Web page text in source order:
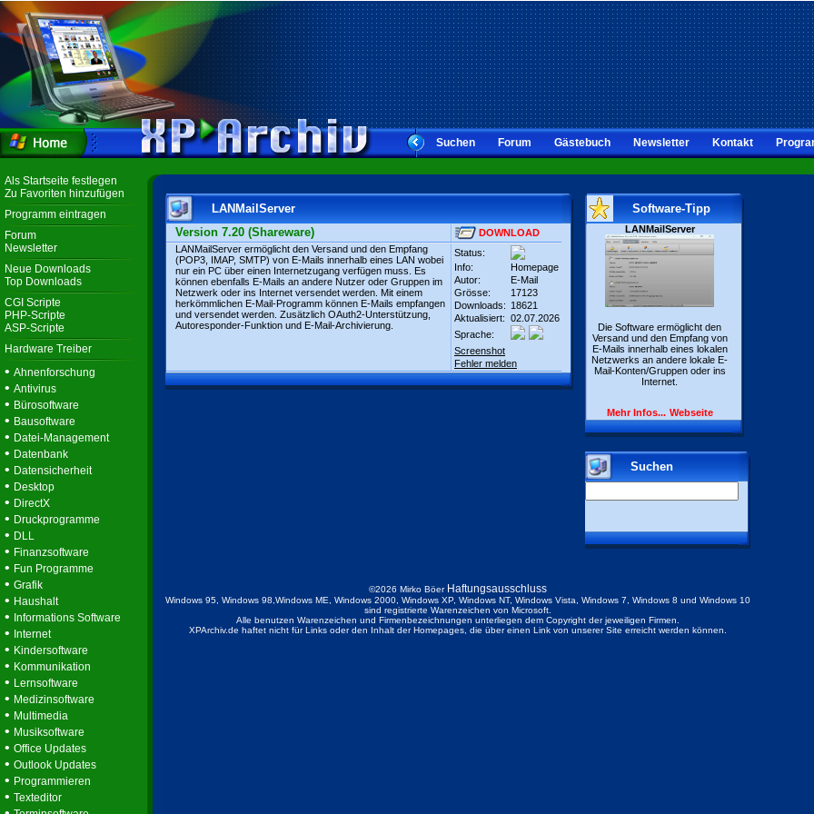
Suchen Forum Gästebuch Newsletter Kontakt
Als Startseite festlegen
Zu Favoriten hinzufügen
Programm eintragen
Forum
Newsletter
Neue Downloads
Top Downloads
CGI Scripte
PHP-Scripte
ASP-Scripte
Hardware Treiber
• Ahnenforschung
• Antivirus
• Bürosoftware
• Bausoftware
• Datei-Management
• Datenbank
• Datensicherheit
• Desktop
• DirectX
• Druckprogramme
• DLL
• Finanzsoftware
• Fun Programme
• Grafik
• Haushalt
• Informations Software
• Internet
• Kindersoftware
• Kommunikation
• Lernsoftware
• Medizinsoftware
• Multimedia
• Musiksoftware
• Office Updates
• Outlook Updates
• Programmieren
• Texteditor
LANMailServer
Version 7.20 (Shareware)
DOWNLOAD
LANMailServer ermöglicht den Versand und den Empfang
(POP3, IMAP, SMTP) von E-Mails innerhalb eines LAN wobei
nur ein PC über einen Internetzugang verfügen muss. Es
können ebenfalls E-Mails an andere Nutzer oder Gruppen im
Netzwerk oder ins Internet versendet werden. Mit einem
herkömmlichen E-Mail-Programm können E-Mails empfangen
und versendet werden. Zusätzlich OAuth2-Unterstützung,
Autoresponder-Funktion und E-Mail-Archivierung.
Status:
Info:
Homepage
Autor:
E-Mail
Grösse:
17123
Downloads: 18621
Aktualisiert: 02.07.2026
Sprache:
Screenshot
Fehler melden
Software-Tipp
LANMailServer
Die Software ermöglicht den
Versand und den Empfang von
E-Mails innerhalb eines lokalen
Netzwerks an andere lokale E-
Mail-Konten/Gruppen oder ins
Internet.
Mehr Infos... Webseite
Suchen
©2026 Mirko Böer Haftungsausschluss
Windows 95, Windows 98,Windows ME, Windows 2000, Windows XP, Windows NT, Windows Vista, Windows 7, Windows 8 und Windows 10
sind registrierte Warenzeichen von Microsoft.
Alle benutzen Warenzeichen und Firmenbezeichnungen unterliegen dem Copyright der jeweiligen Firmen.
XPArchiv.de haftet nicht für Links oder den Inhalt der Homepages, die über einen Link von unserer Site erreicht werden können.